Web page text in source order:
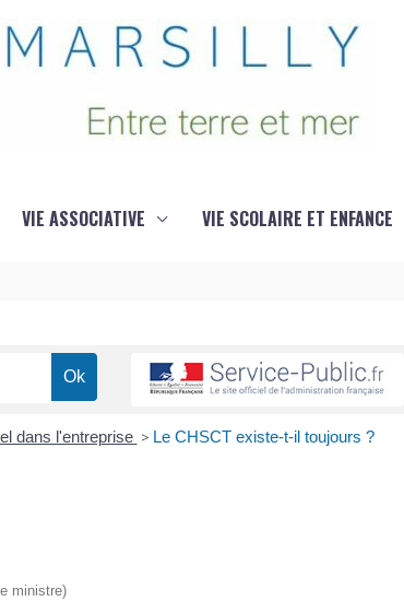
VIE ASSOCIATIVE VIE SCOLAIRE ET ENFANCE
dans l'entreprise > Le CHSCT existe-t-il toujours ?
ministre)